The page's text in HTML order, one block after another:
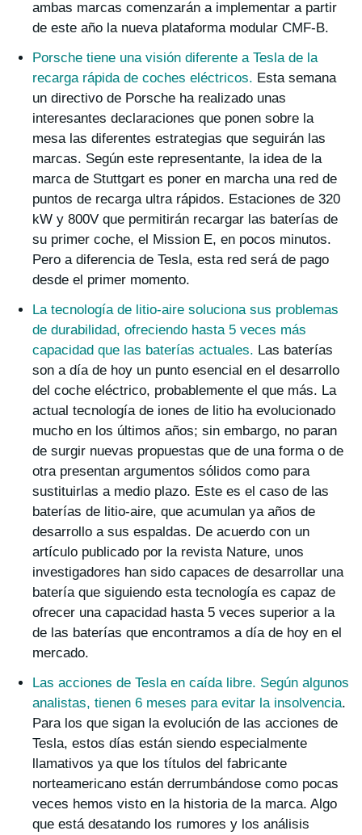
ambas marcas comenzarán a implementar a partir
de este año la nueva plataforma modular CMF-B.
Porsche tiene una visión diferente a Tesla de la
recarga rápida de coches eléctricos. Esta semana
un directivo de Porsche ha realizado unas
interesantes declaraciones que ponen sobre la
mesa las diferentes estrategias que seguirán las
marcas. Según este representante, la idea de la
marca de Stuttgart es poner en marcha una red de
puntos de recarga ultra rápidos. Estaciones de 320
kW y 800V que permitirán recargar las baterías de
su primer coche, el Mission E, en pocos minutos.
Pero a diferencia de Tesla, esta red será de pago
desde el primer momento.
La tecnología de litio-aire soluciona sus problemas
de durabilidad, ofreciendo hasta 5 veces más
capacidad que las baterías actuales. Las baterías
son a día de hoy un punto esencial en el desarrollo
del coche eléctrico, probablemente el que más. La
actual tecnología de iones de litio ha evolucionado
mucho en los últimos años; sin embargo, no paran
de surgir nuevas propuestas que de una forma o de
otra presentan argumentos sólidos como para
sustituirlas a medio plazo. Este es el caso de las
baterías de litio-aire, que acumulan ya años de
desarrollo a sus espaldas. De acuerdo con un
artículo publicado por la revista Nature, unos
investigadores han sido capaces de desarrollar una
batería que siguiendo esta tecnología es capaz de
ofrecer una capacidad hasta 5 veces superior a la
de las baterías que encontramos a día de hoy en el
mercado.
Las acciones de Tesla en caída libre. Según algunos
analistas, tienen 6 meses para evitar la insolvencia.
Para los que sigan la evolución de las acciones de
Tesla, estos días están siendo especialmente
llamativos ya que los títulos del fabricante
norteamericano están derrumbándose como pocas
veces hemos visto en la historia de la marca. Algo
que está desatando los rumores y los análisis